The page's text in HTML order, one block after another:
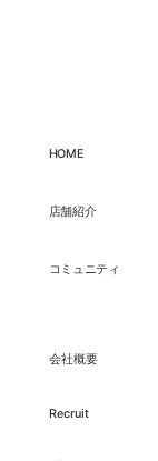
HOME
店舗紹介
コミュニティ
会社概要
Recruit